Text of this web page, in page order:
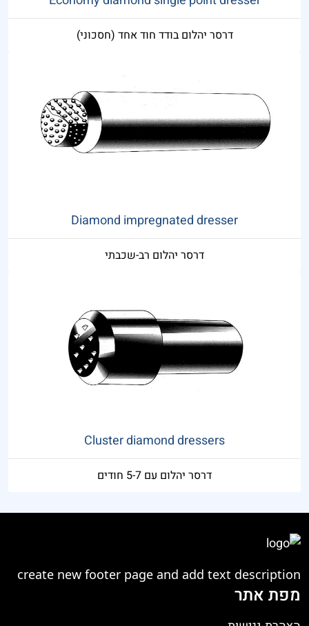
דרסר יהלום בודד חוד אחד (חסכוני)
Diamond impregnated dresser
דרסר יהלום רב-שכבתי
Cluster diamond dressers
דרסר יהלום עם 5-7 חודים
create new footer page and add text description
מפת אתר